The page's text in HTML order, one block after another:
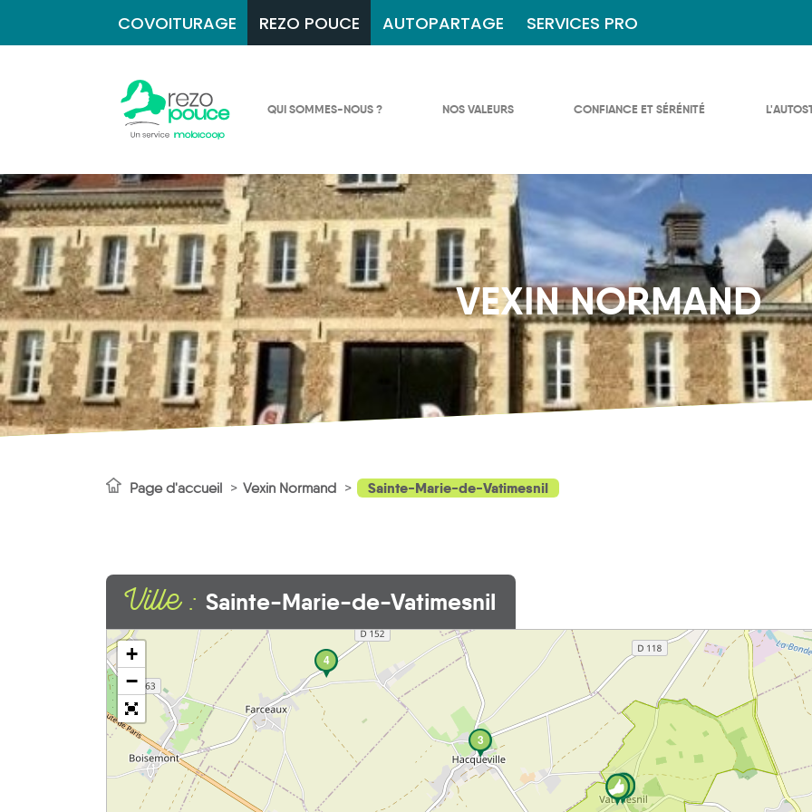
COVOITURAGE REZO POUCE AUTOPARTAGE SERVICES PRO
QUI SOMMES-NOUS ? NOS VALEURS CONFIANCE ET SÉRÉNITÉ
VEXIN NORMAND
Page d'accueil Vexin Normand Sainte-Marie-de-Vatimesnil
Ville : Sainte-Marie-de-Vatimesnil
4
3
+
−